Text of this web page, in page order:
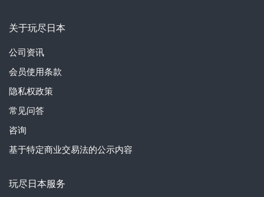
关于玩尽日本
公司资讯
会员使用条款
隐私权政策
常见问答
咨询
基于特定商业交易法的公示内容
玩尽日本服务